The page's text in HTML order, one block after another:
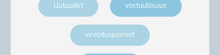
Uutuudet vastuullisuus
virvoitusjuomat